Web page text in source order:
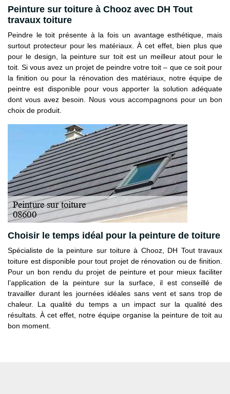
Peinture sur toiture à Chooz avec DH Tout
travaux toiture
Peindre le toit présente à la fois un avantage esthétique, mais
surtout protecteur pour les matériaux. À cet effet, bien plus que
pour le design, la peinture sur toit est un meilleur atout pour le
toit. Si vous avez un projet de peindre votre toit – que ce soit pour
la finition ou pour la rénovation des matériaux, notre équipe de
peintre est disponible pour vous apporter la solution adéquate
dont vous avez besoin. Nous vous accompagnons pour un bon
choix de produit.
Choisir le temps idéal pour la peinture de toiture
Spécialiste de la peinture sur toiture à Chooz, DH Tout travaux
toiture est disponible pour tout projet de rénovation ou de finition.
Pour un bon rendu du projet de peinture et pour mieux faciliter
l’application de la peinture sur la surface, il est conseillé de
travailler durant les journées idéales sans vent et sans trop de
chaleur. La qualité du temps a un impact sur la qualité des
résultats. À cet effet, notre équipe organise la peinture de toit au
bon moment.